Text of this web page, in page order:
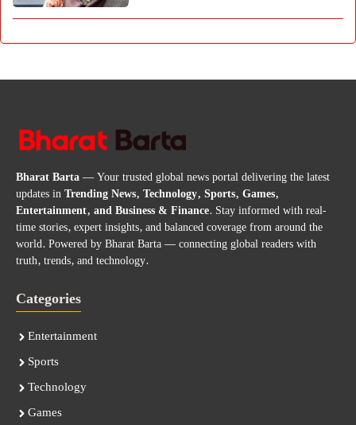
Bharat Barta— Your trusted global news portal delivering the latest
updates inTrending News, Technology, Sports, Games,
Entertainment, and Business & Finance. Stay informed with real-
time stories, expert insights, and balanced coverage from around the
world. Powered by Bharat Barta — connecting global readers with
truth, trends, and technology.
Categories
Entertainment
Sports
Technology
Games